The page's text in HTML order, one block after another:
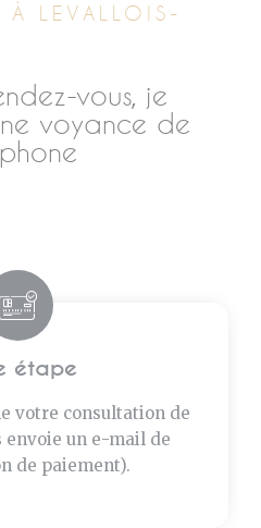
À LEVALLOIS-
vous, je
voyance de
étape
votre consultation de
envoie un e-mail de
de paiement).